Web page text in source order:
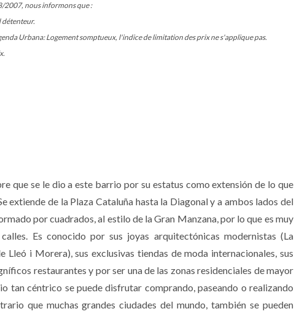
2007, nous informons que :
détenteur.
Urbana: Logement somptueux, l'indice de limitation des prix ne s'applique pas.
que se le dio a este barrio por su estatus como extensión de lo que
extiende de la Plaza Cataluña hasta la Diagonal y a ambos lados del
por cuadrados, al estilo de la Gran Manzana, por lo que es muy
Es conocido por sus joyas arquitectónicas modernistas (La
Lleó i Morera), sus exclusivas tiendas de moda internacionales, sus
restaurantes y por ser una de las zonas residenciales de mayor
tan céntrico se puede disfrutar comprando, paseando o realizando
que muchas grandes ciudades del mundo, también se pueden